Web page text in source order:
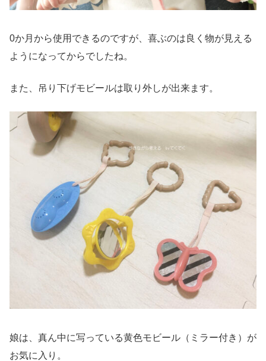
0か月から使用できるのですが、喜ぶのは良く物が見える
ようになってからでしたね。
また、吊り下げモビールは取り外しが出来ます。
娘は、真ん中に写っている黄色モビール（ミラー付き）が
お気に入り。